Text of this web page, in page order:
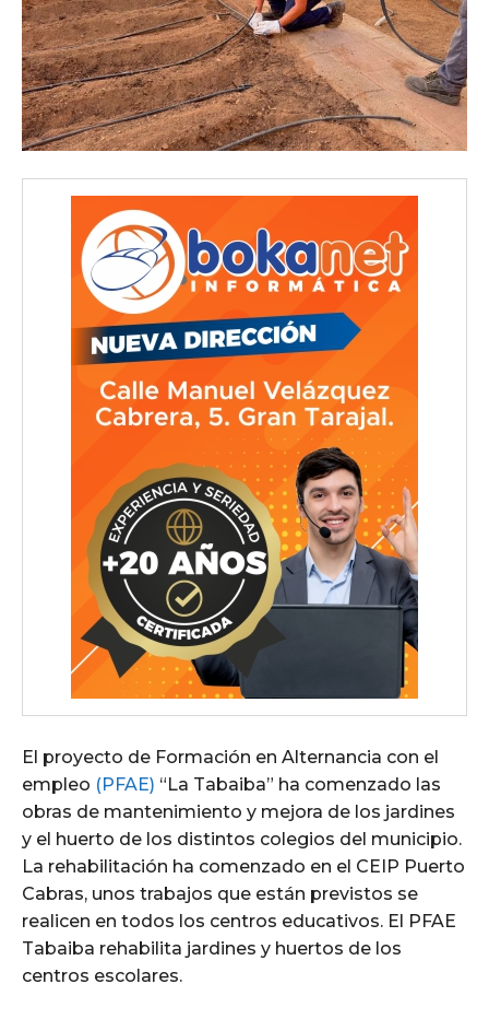
El proyecto de Formación en Alternancia con el
empleo (PFAE) “La Tabaiba” ha comenzado las
obras de mantenimiento y mejora de los jardines
y el huerto de los distintos colegios del municipio.
La rehabilitación ha comenzado en el CEIP Puerto
Cabras, unos trabajos que están previstos se
realicen en todos los centros educativos. El PFAE
Tabaiba rehabilita jardines y huertos de los
centros escolares.